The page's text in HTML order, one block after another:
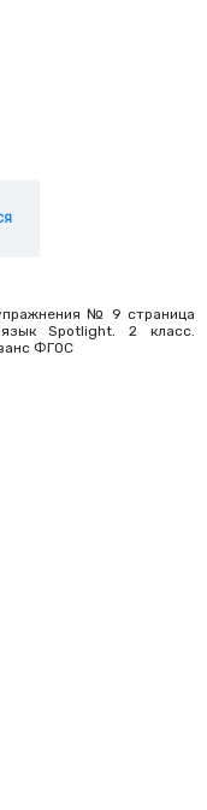
№ 9 страница
Spotlight. 2 класс.
ФГОС